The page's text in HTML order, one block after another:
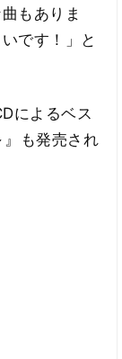
もありま
です！」と
によるベス
』も発売され